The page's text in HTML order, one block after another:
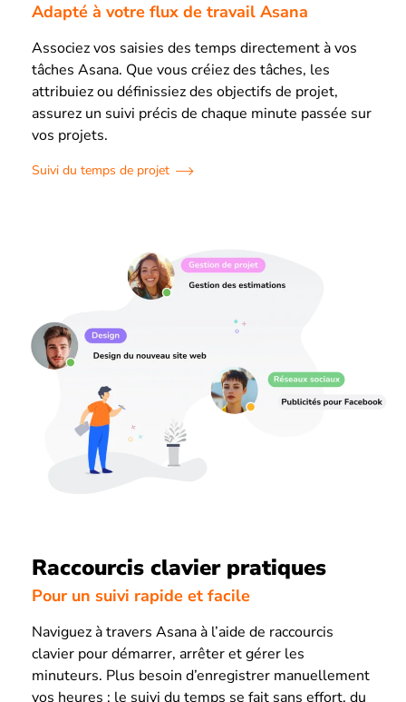
Adapté à votre flux de travail Asana
Associez vos saisies des temps directement à vos
tâches Asana. Que vous créiez des tâches, les
attribuiez ou définissiez des objectifs de projet,
assurez un suivi précis de chaque minute passée sur
vos projets.
Suivi du temps de projet
Raccourcis clavier pratiques
Pour un suivi rapide et facile
Naviguez à travers Asana à l’aide de raccourcis
clavier pour démarrer, arrêter et gérer les
minuteurs. Plus besoin d’enregistrer manuellement
vos heures : le suivi du temps se fait sans effort, du